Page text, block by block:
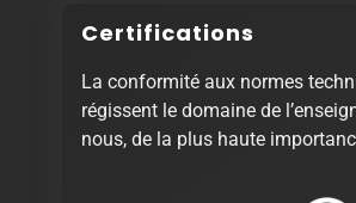
Certifications
La conformité aux normes
régissent le domaine de
nous, de la plus haute